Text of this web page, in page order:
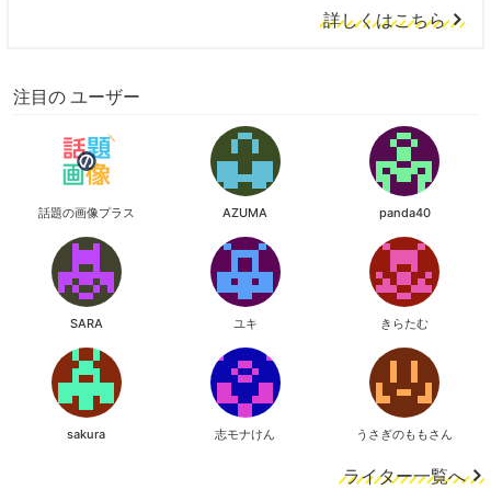
詳しくはこちら
注目の ユーザー
話題の画像プラス AZUMA panda40
SARA ユキ きらたむ
sakura 志モナけん うさぎのももさん
ライター一覧へ